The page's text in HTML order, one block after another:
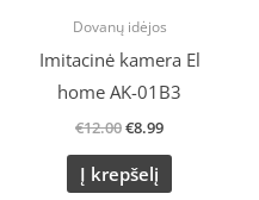
Dovanų idėjos
Imitacinė kamera El
home AK-01B3
€12.00€8.99
Į krepšelį